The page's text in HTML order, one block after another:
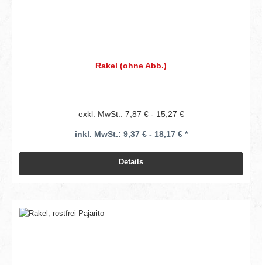
Rakel (ohne Abb.)
exkl. MwSt.: 7,87 € - 15,27 €
inkl. MwSt.: 9,37 € - 18,17 € *
Details